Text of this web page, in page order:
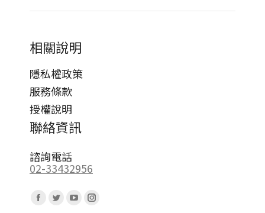
相關說明
隱私權政策
服務條款
授權說明
聯絡資訊
諮詢電話
02-33432956
Facebook
TwitterYouTubeInstagram